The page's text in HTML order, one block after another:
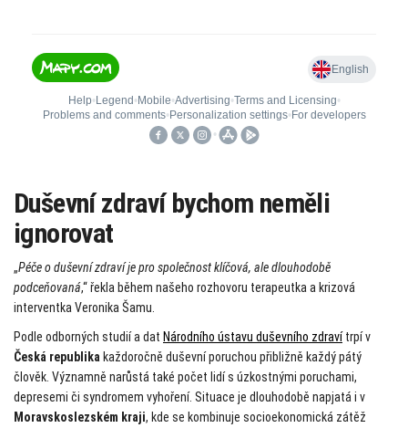
Duševní zdraví bychom neměli
ignorovat
„Péče o duševní zdraví je pro společnost klíčová, ale dlouhodobě
podceňovaná,“ řekla během našeho rozhovoru terapeutka a krizová
interventka Veronika Šamu.
Podle odborných studií a dat Národního ústavu duševního zdravítrpí v
Česká republika každoročně duševní poruchou přibližně každý pátý
člověk. Významně narůstá také počet lidí s úzkostnými poruchami,
depresemi či syndromem vyhoření. Situace je dlouhodobě napjatá i v
Moravskoslezském kraji, kde se kombinuje socioekonomická zátěž